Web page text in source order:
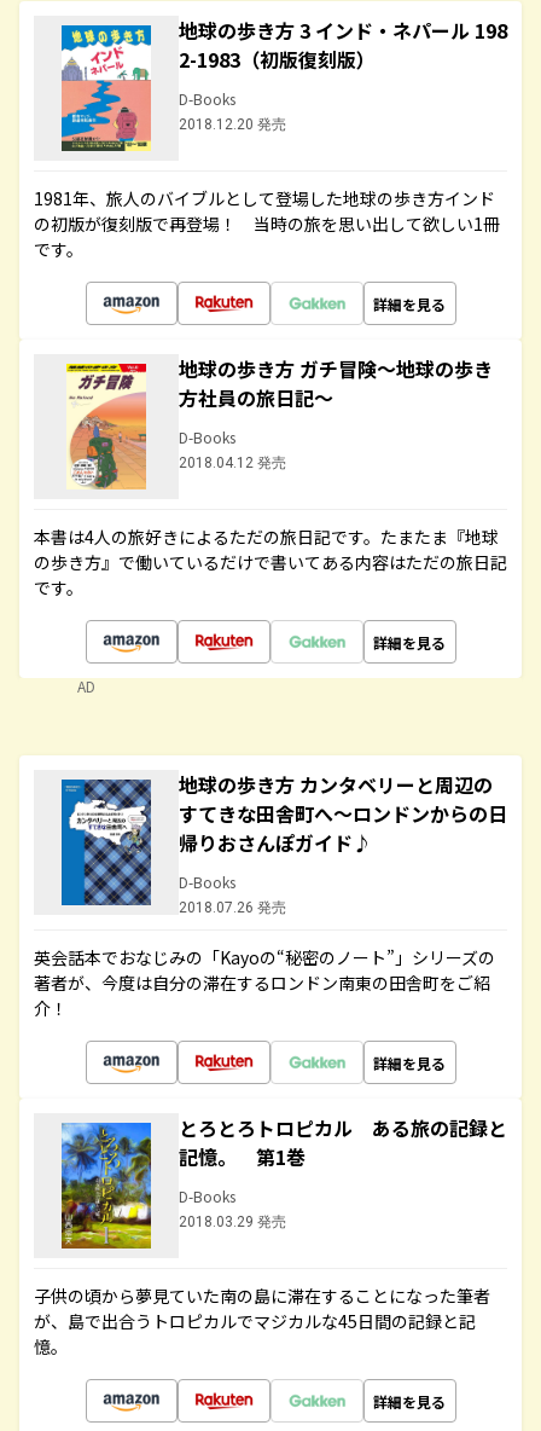
地球の歩き方 3 インド・ネパール 198
2-1983（初版復刻版）
D-Books
2018.12.20 発売
1981年、旅人のバイブルとして登場した地球の歩き方インド
の初版が復刻版で再登場！ 当時の旅を思い出して欲しい1冊
です。
詳細を見る
地球の歩き方 ガチ冒険～地球の歩き
方社員の旅日記～
D-Books
2018.04.12 発売
本書は4人の旅好きによるただの旅日記です。たまたま『地球
の歩き方』で働いているだけで書いてある内容はただの旅日記
です。
詳細を見る
AD
地球の歩き方 カンタベリーと周辺の
すてきな田舎町へ～ロンドンからの日
帰りおさんぽガイド♪
D-Books
2018.07.26 発売
英会話本でおなじみの「Kayoの“秘密のノート”」シリーズの
著者が、今度は自分の滞在するロンドン南東の田舎町をご紹
介！
詳細を見る
とろとろトロピカル ある旅の記録と
記憶。 第1巻
D-Books
2018.03.29 発売
子供の頃から夢見ていた南の島に滞在することになった筆者
が、島で出合うトロピカルでマジカルな45日間の記録と記
憶。
詳細を見る